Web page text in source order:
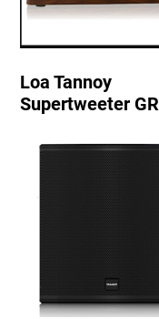
Loa Tannoy
Supertweeter GR